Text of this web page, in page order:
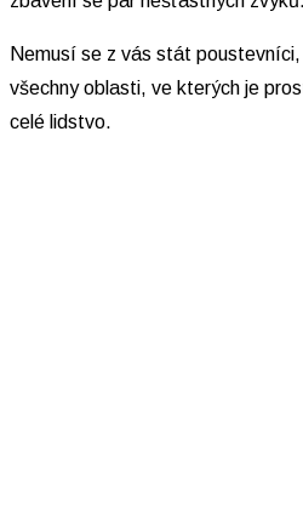
Nemusí se z vás stát
všechny oblasti, ve kterých je
celé lidstvo.